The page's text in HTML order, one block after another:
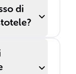
di